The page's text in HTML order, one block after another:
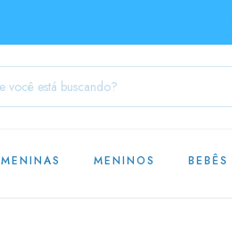
MENINAS MENINOS BEBÊS